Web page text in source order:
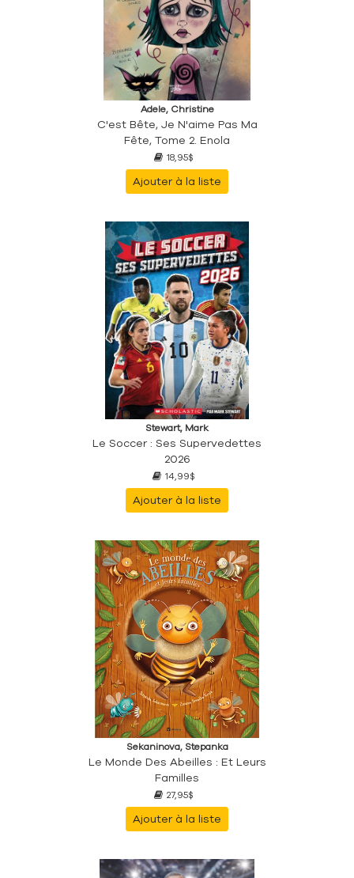
Adele, Christine
C'est Bête, Je N'aime Pas Ma
Fête, Tome 2. Enola
18,95$
Ajouter à la liste
Stewart, Mark
Le Soccer : Ses Supervedettes
2026
14,99$
Ajouter à la liste
Sekaninova, Stepanka
Le Monde Des Abeilles : Et Leurs
Familles
27,95$
Ajouter à la liste